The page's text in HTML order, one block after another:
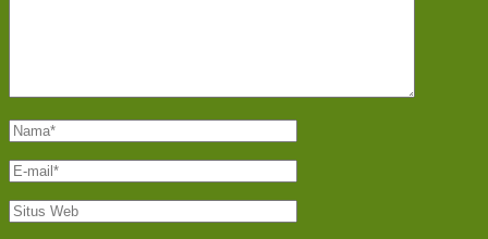
Nama*
E-
mail*
Situs
Web